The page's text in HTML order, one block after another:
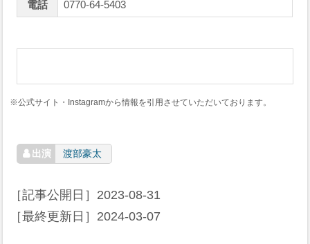
電話 0770-64-5403
※公式サイト・Instagramから情報を引用させていただいております。
渡部豪太
［記事公開日］ 2023-08-31
［最終更新日］ 2024-03-07